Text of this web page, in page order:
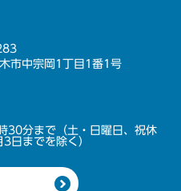
市中宗岡1丁目1番1号
30分まで（土・日曜日、祝休
日までを除く）